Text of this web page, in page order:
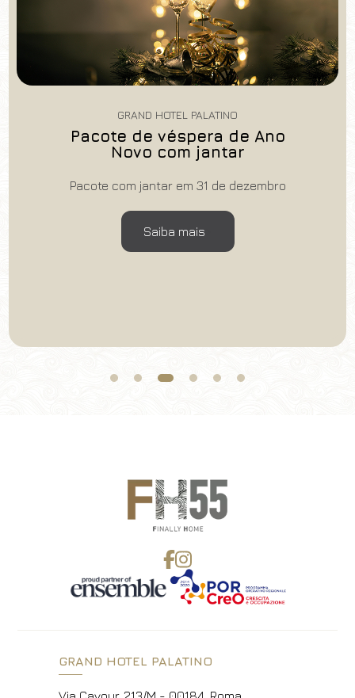
GRAND HOTEL PALATINO
Pacote de véspera de Ano
Novo com jantar
Pacote com jantar em 31 de dezembro
Saiba mais
GRAND HOTEL PALATINO